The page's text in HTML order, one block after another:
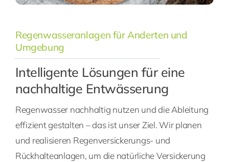
Regenwasseranlagen für Anderten und
Umgebung
Intelligente Lösungen für eine
nachhaltige Entwässerung
Regenwasser nachhaltig nutzen und die Ableitung
effizient gestalten – das ist unser Ziel. Wir planen
und realisieren Regenversickerungs- und
Rückhalteanlagen, um die natürliche Versickerung